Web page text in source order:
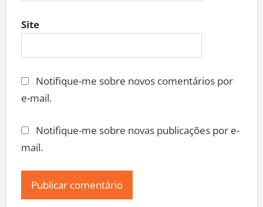
Site
Notifique-me sobre novos comentários por
e-mail.
Notifique-me sobre novas publicações por e-
mail.